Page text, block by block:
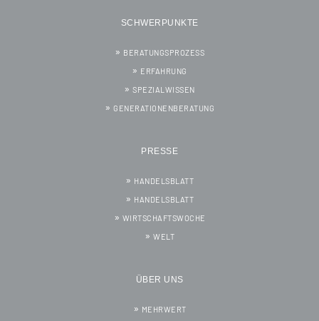
SCHWERPUNKTE
BERATUNGSPROZESS
ERFAHRUNG
SPEZIALWISSEN
GENERATIONENBERATUNG
PRESSE
HANDELSBLATT
HANDELSBLATT
WIRTSCHAFTSWOCHE
WELT
ÜBER UNS
MEHRWERT